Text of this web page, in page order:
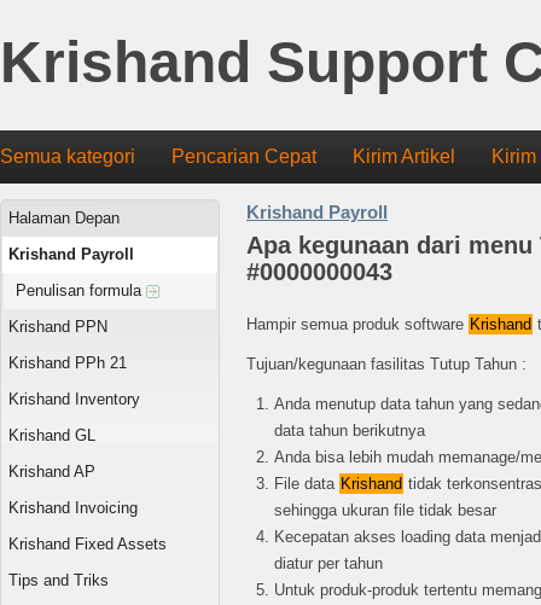
Krishand Support
Semua kategori Pencarian Cepat Kirim Artikel
Halaman Depan
Krishand Payroll
Penulisan formula
Krishand PPN
Krishand PPh 21
Krishand Inventory
Krishand GL
Krishand AP
Krishand Invoicing
Krishand Fixed Assets
Tips and Triks
Krishand Payroll
Apa kegunaan dari menu
#0000000043
Hampir semua produk software Krishand
Tujuan/kegunaan fasilitas Tutup Tahun :
Anda menutup data tahun yang
data tahun berikutnya
Anda bisa lebih mudah memanage/
File data Krishand tidak
sehingga ukuran file tidak besar
Kecepatan akses loading data
diatur per tahun
Untuk produk-produk tertentu